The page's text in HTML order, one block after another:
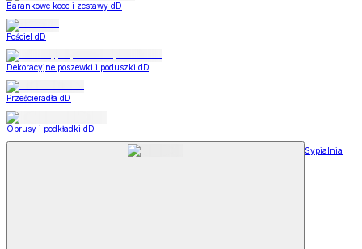
Barankowe koce i zestawy dD
Pościel dD
Dekoracyjne poszewki i poduszki dD
Prześcieradła dD
Obrusy i podkładki dD
Sypialnia